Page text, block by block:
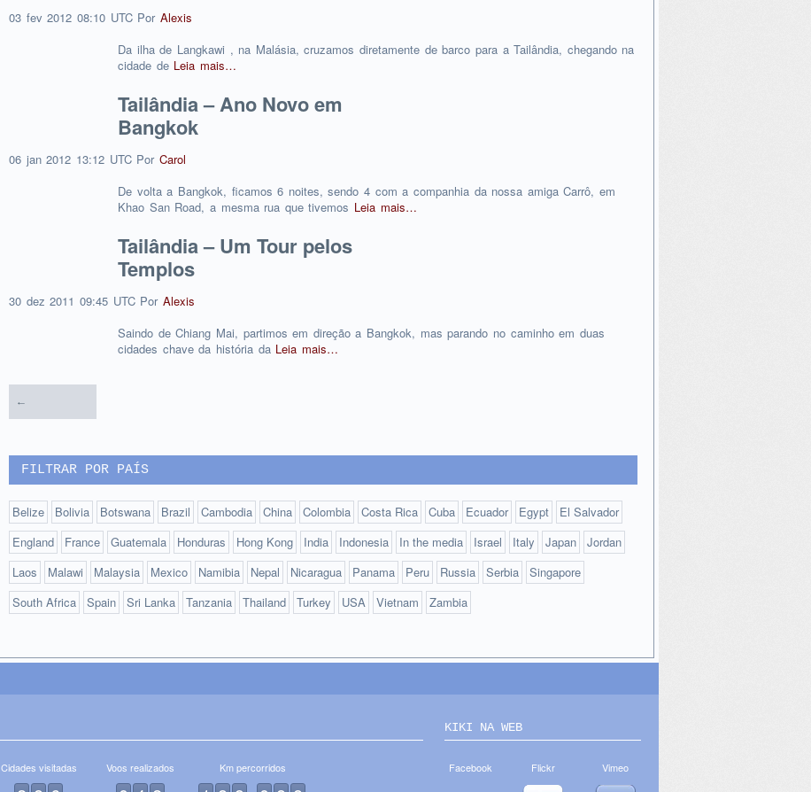
03 fev 2012 08:10 UTC Por Alexis
Da ilha de Langkawi , na Malásia, cruzamos diretamente de barco para a Tailândia, chegando na
cidade de Leia mais…
Tailândia – Ano Novo em
Bangkok
06 jan 2012 13:12 UTC Por Carol
De volta a Bangkok, ficamos 6 noites, sendo 4 com a companhia da nossa amiga Carrô, em
Khao San Road, a mesma rua que tivemos Leia mais…
Tailândia – Um Tour pelos
Templos
30 dez 2011 09:45 UTC Por Alexis
Saindo de Chiang Mai, partimos em direção a Bangkok, mas parando no caminho em duas
cidades chave da história da Leia mais…
←
FILTRAR POR PAÍS
Belize Bolivia Botswana Brazil Cambodia China Colombia Costa Rica Cuba Ecuador Egypt
El Salvador
England
France Guatemala Honduras Hong Kong India Indonesia In the media Israel Italy Japan
Jordan
Laos
Malawi Malaysia Mexico Namibia Nepal Nicaragua Panama Peru Russia Serbia
Singapore
South Africa
Spain Sri Lanka Tanzania Thailand Turkey USA Vietnam Zambia
Cidades visitadas Voos realizados Km percorridos
KIKI NA WEB
Facebook Flickr Vimeo